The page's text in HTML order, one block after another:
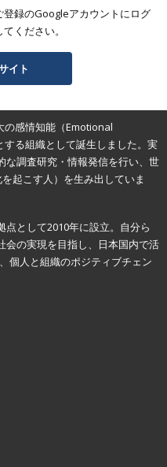
録のGoogleアカウントにログ
ください。
イト
の感情知能（Emotional
る組織として誕生しました。実
な調査研究・情報発信を行い、世
起こす人）を生み出していま
として2010年に設立。自分ら
会の実現を目指し、日本国内で活
個人と組織のポジティブチェン